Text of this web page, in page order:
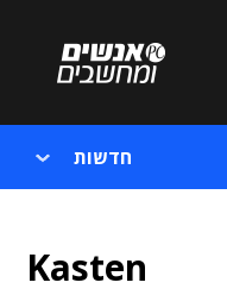
חדשות
Kasten